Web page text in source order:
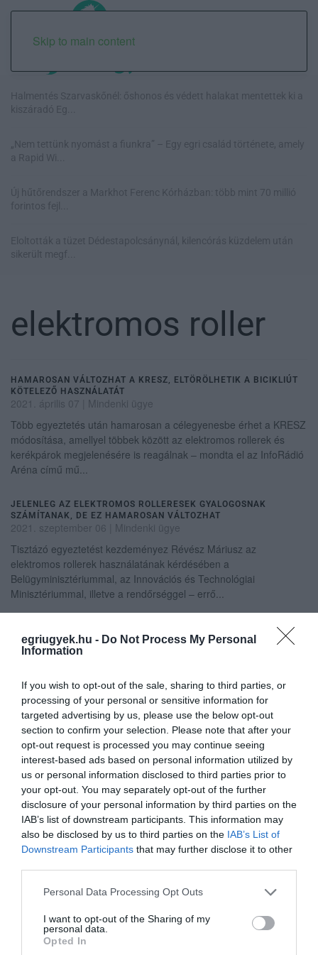
egriugyek.hu - Do Not Process My Personal
Information
If you wish to opt-out of the sale, sharing to third parties, or
processing of your personal or sensitive information for
targeted advertising by us, please use the below opt-out
section to confirm your selection. Please note that after your
opt-out request is processed you may continue seeing
interest-based ads based on personal information utilized by
us or personal information disclosed to third parties prior to
your opt-out. You may separately opt-out of the further
disclosure of your personal information by third parties on the
IAB’s list of downstream participants. This information may
also be disclosed by us to third parties on the IAB’s List of
Downstream Participants that may further disclose it to other
Please note that this website/app uses one or more Google
not limited to your visit or usage behaviour. You may click to
grant or deny consent to Google and its third-party tags to
use your data for below specified purposes in below Google
Personal Data Processing Opt Outs
I want to opt-out of the Sharing of my
personal data.
Opted In
Skip to main content
Halmentés Szarvaskőnél: őshonos és védett halakat mentettek ki a
kiszáradó Eg...
„Nem tettünk nyomást a fiunkra” – Egy egri család története, amely
a Rapid Wi...
Új hűtőrendszer a Markhot Ferenc Kórházban: több mint 70 millió
forintos fejl...
Eloltották a tüzet Dédestapolcsánynál, kilencórás küzdelem után
sikerült megf...
elektromos roller
HAMAROSAN VÁLTOZHAT A KRESZ, ELTÖRÖLHETIK A BICIKLIÚT
KÖTELEZŐ HASZNÁLATÁT
2021. április 07
Mindenki ügye
Több egyeztetés után hamarosan a célegyenesbe érhet a KRESZ
módosítása, amellyel többek között az elektromos rollerek és
kerékpárok megjelenésére is reagálnak – mondta el az InfoRádió
Aréna című mű...
JELENLEG AZ ELEKTROMOS ROLLERESEK GYALOGOSNAK
SZÁMÍTANAK, DE EZ HAMAROSAN VÁLTOZHAT
2021. szeptember 06
Mindenki ügye
Tisztázó egyeztetést kezdeményez Révész Máriusz az
elektromos rollerek használatának kérdésében a
Belügyminisztériummal, az Innovációs és Technológiai
Minisztériummal, illetve a rendőrséggel – errő...
HAMAROSAN TILOS LESZ A JÁRDÁN ELEKTROMOS ROLLERREL
KÖZLEKEDNI
2021. szeptember 11
KRESZ egyszerűen nem ismeri, így teljesen szürkezóna volt
ezekkel közlekedni. Mivel nem létezett rá semmilyen szabályozás,
így gyakorlat...
MÁR AZ ELEKTROMOS ROLLER IS MEGJELENT AZ M3-ASON –
VIDEÓ
2021. szeptember 14|Riasztó
Néhány nappal azután, hogy az M3-ason a belső sáv mellett
sétáló öltönyösről osztottak meg videót, a Bp-i Autósok
Közössége a sztráda mentén rollerező emberről tett közzé egy
felvételt. Mint írt...
2022. április 07|Riasztó
Cifrakapu úton, közölte az Egri Ügyekkel a Heves Megyei Rendőr-
főkapitányság sajtóreferense, Mezeiné Kovács Nikoletta, miután a